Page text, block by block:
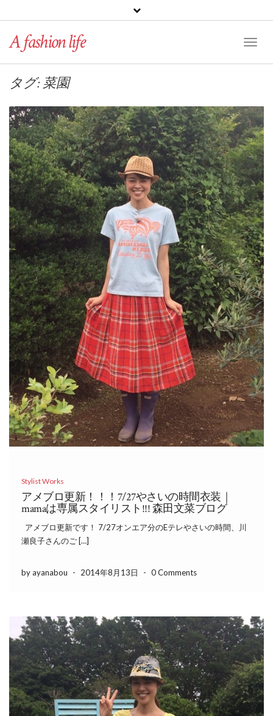
A fashion life
タグ: 菜園
Stylist Works
アメブロ更新！！！7/27やさいの時間衣装｜
mamaは専属スタイリスト!!! 森田文菜ブログ
アメブロ更新です！ 7/27オンエア分のEテレやさいの時間、川
瀬良子さんのご […]
by ayanabou - 2014年8月13日 - 0 Comments